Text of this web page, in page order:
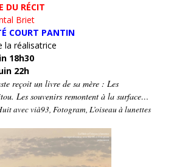
DU RÉCIT
Briet
COURT PANTIN
la réalisatrice
18h30
22h
reçoit un livre de sa mère : Les
Les souvenirs remontent à la surface…
avec vià93, Fotogram, L’oiseau à lunettes